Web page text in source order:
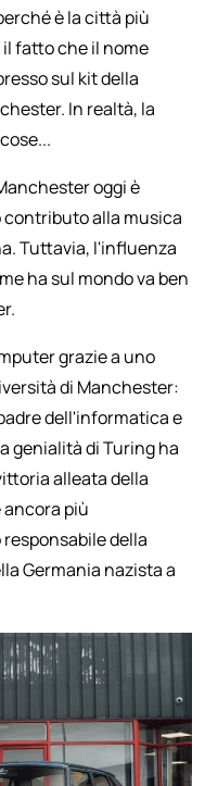
è la città più
il fatto che il nome
sul kit della
In realtà, la
oggi è
alla musica
Tuttavia, l'influenza
ha sul mondo va ben
grazie a uno
di Manchester:
dell'informatica e
genialità di Turing ha
alleata della
ancora più
della
Germania nazista a